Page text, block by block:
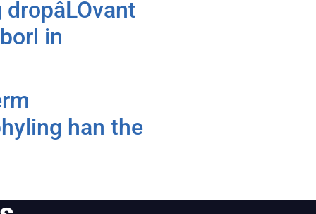
in
han the